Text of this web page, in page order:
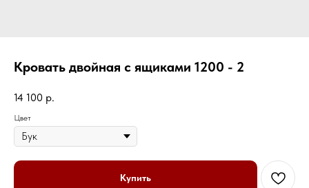
Кровать двойная с ящиками 1200 - 2
14 100 р.
Цвет
Купить